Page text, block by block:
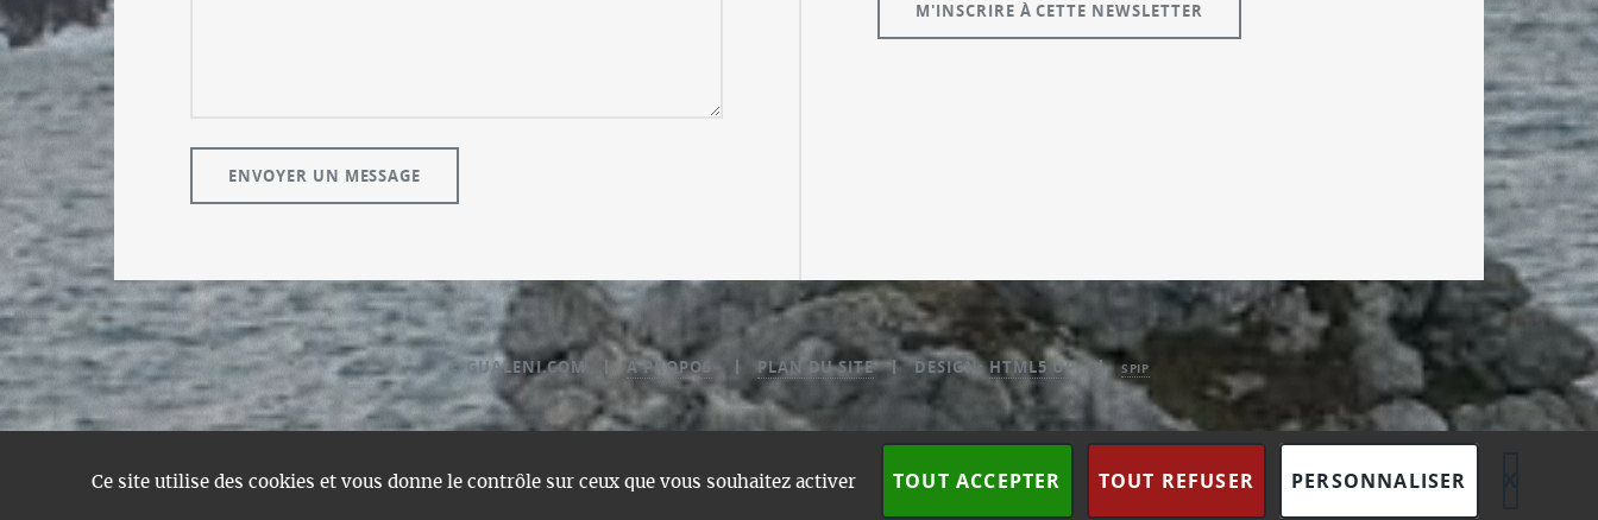
Ce site utilise des cookies et vous donne le contrôle sur ceux que vous souhaitez activer TOUT ACCEPTER TOUT REFUSER PERSONNALISER
© GUALENI.COM A PROPOS PLAN DU SITE DESIGN:HTML5 UP SPIP